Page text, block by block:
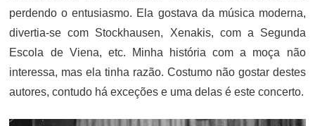
perdendo o entusiasmo. Ela gostava da música moderna,
divertia-se com Stockhausen, Xenakis, com a Segunda
Escola de Viena, etc. Minha história com a moça não
interessa, mas ela tinha razão. Costumo não gostar destes
autores, contudo há exceções e uma delas é este concerto.